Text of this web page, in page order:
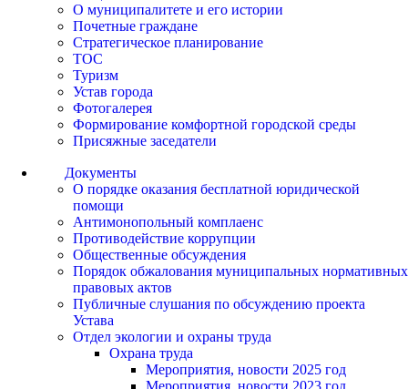
О муниципалитете и его истории
Почетные граждане
Стратегическое планирование
ТОС
Туризм
Устав города
Фотогалерея
Формирование комфортной городской среды
Присяжные заседатели
Документы
О порядке оказания бесплатной юридической
помощи
Антимонопольный комплаенс
Противодействие коррупции
Общественные обсуждения
Порядок обжалования муниципальных нормативных
правовых актов
Публичные слушания по обсуждению проекта
Устава
Отдел экологии и охраны труда
Охрана труда
Мероприятия, новости 2025 год